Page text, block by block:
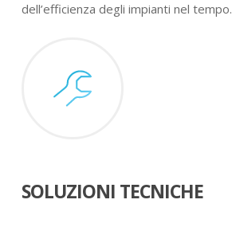
dell’efficienza degli impianti nel tempo.
SOLUZIONI TECNICHE